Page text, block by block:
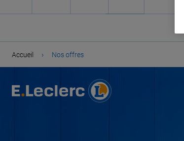
Accueil › Nos offres